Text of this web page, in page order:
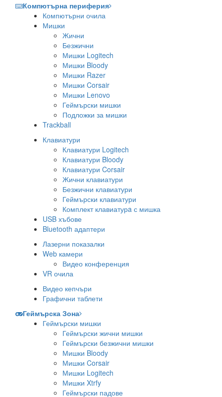
Компютърна периферия
Компютърни очила
Мишки
Жични
Безжични
Мишки Logitech
Мишки Bloody
Мишки Razer
Мишки Corsair
Мишки Lenovo
Геймърски мишки
Подложки за мишки
Trackball
Клавиатури
Клавиатури Logitech
Клавиатури Bloody
Клавиатури Corsair
Жични клавиатури
Безжични клавиатури
Геймърски клавиатури
Комплект клавиатурa с мишка
USB хъбове
Bluetooth адаптери
Лазерни показалки
Web камери
Видео конференция
VR очила
Видео кепчъри
Графични таблети
Геймърска Зона
Геймърски мишки
Геймърски жични мишки
Геймърски безжични мишки
Мишки Bloody
Мишки Corsair
Мишки Logitech
Мишки Xtrfy
Геймърски падове